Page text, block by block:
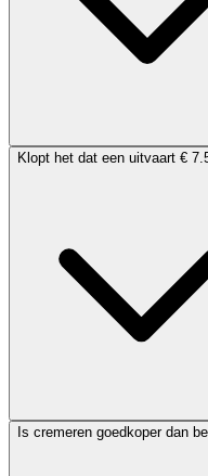
Klopt het dat een uitvaart €
Is cremeren goedkoper dan